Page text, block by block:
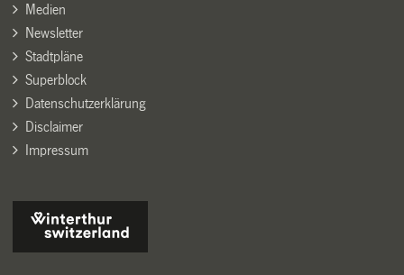
Medien
Newsletter
Stadtpläne
Superblock
Datenschutzerklärung
Disclaimer
Impressum